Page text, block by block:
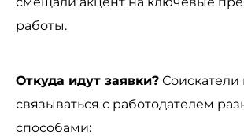
работы.
Откуда идут заявки? Соискатели
связываться с работодателем
способами: